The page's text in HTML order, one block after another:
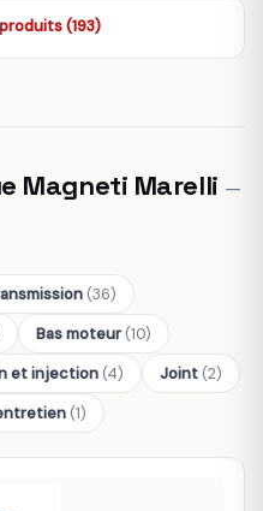
(193)
Magneti Marelli —
(36)
Bas moteur (10)
et injection (4) Joint (2)
(1)